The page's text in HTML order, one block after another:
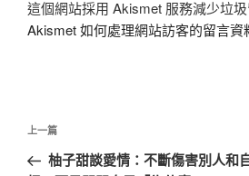
這個網站採用 Akismet 服務減少垃圾
Akismet 如何處理網站訪客的留言資
文
上
一
上一篇
柚子甜談愛情：不斷傷害別人和